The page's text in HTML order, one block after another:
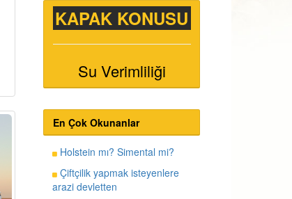
KAPAK KONUSU
Su Verimliliği
En Çok Okunanlar
Holstein mı? Simental mi?
Çiftçilik yapmak isteyenlere
arazi devletten